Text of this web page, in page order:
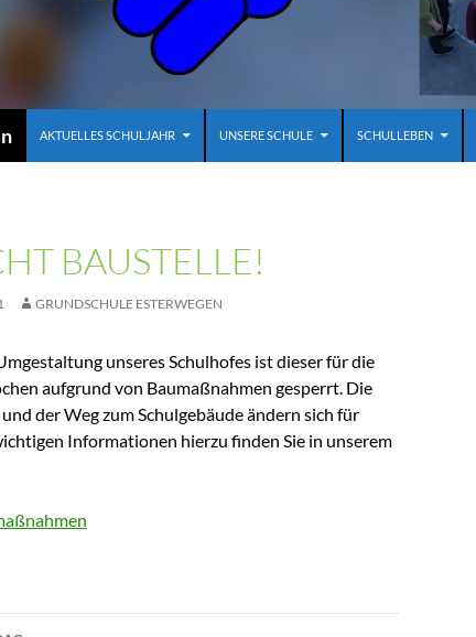
AKTUELLES SCHULJAHR UNSERE SCHULE SCHULLEBEN
BAUSTELLE!
GRUNDSCHULE ESTERWEGEN
unseres Schulhofes ist dieser für die
aufgrund von Baumaßnahmen gesperrt. Die
der Weg zum Schulgebäude ändern sich für
Informationen hierzu finden Sie in unserem